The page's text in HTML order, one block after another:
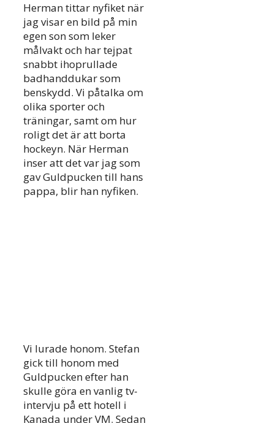
Herman tittar nyfiket när
jag visar en bild på min
egen son som leker
målvakt och har tejpat
snabbt ihoprullade
badhanddukar som
benskydd. Vi påtalka om
olika sporter och
träningar, samt om hur
roligt det är att borta
hockeyn. När Herman
inser att det var jag som
gav Guldpucken till hans
pappa, blir han nyfiken.
Vi lurade honom. Stefan
gick till honom med
Guldpucken efter han
skulle göra en vanlig tv-
intervju på ett hotell i
Kanada under VM. Sedan